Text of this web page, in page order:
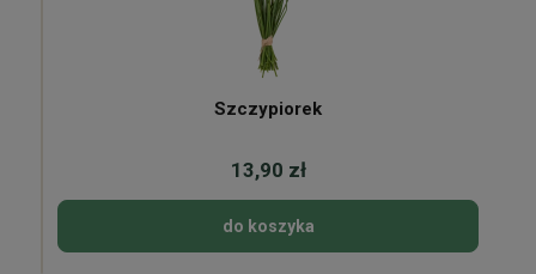
Szczypiorek
13,90 zł
do koszyka